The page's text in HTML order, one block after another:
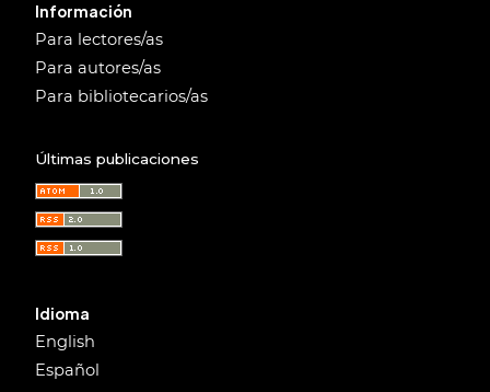
Información
Para lectores/as
Para autores/as
Para bibliotecarios/as
Últimas publicaciones
Idioma
English
Español